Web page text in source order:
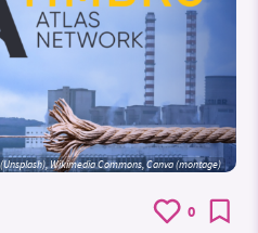
Wikimedia Commons, Canva (montage)
0